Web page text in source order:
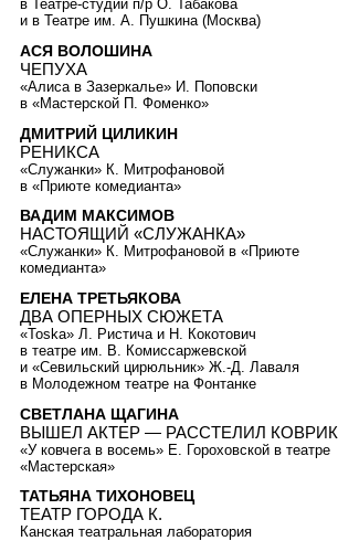
в Театре-студии п/р О. Табакова
и в Театре им. А. Пушкина (Москва)
АСЯ ВОЛОШИНА
ЧЕПУХА
«Алиса в Зазеркалье» И. Поповски
в «Мастерской П. Фоменко»
ДМИТРИЙ ЦИЛИКИН
РЕНИКСА
«Служанки» К. Митрофановой
в «Приюте комедианта»
ВАДИМ МАКСИМОВ
НАСТОЯЩИЙ «СЛУЖАНКА»
«Служанки» К. Митрофановой в «Приюте
комедианта»
ЕЛЕНА ТРЕТЬЯКОВА
ДВА ОПЕРНЫХ СЮЖЕТА
«Toska» Л. Ристича и Н. Кокотович
в театре им. В. Комиссаржевской
и «Севильский цирюльник» Ж.-Д. Лаваля
в Молодежном театре на Фонтанке
СВЕТЛАНА ЩАГИНА
ВЫШЕЛ АКТЕР — РАССТЕЛИЛ КОВРИК
«У ковчега в восемь» Е. Гороховской в театре
«Мастерская»
ТАТЬЯНА ТИХОНОВЕЦ
ТЕАТР ГОРОДА К.
Канская театральная лаборатория